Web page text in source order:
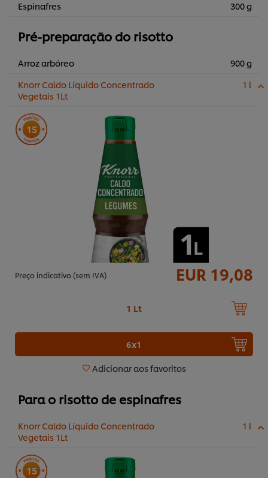
Espinafres 300 g
Pré-preparação do risotto
Arroz arbóreo
900 g
Knorr Caldo Líquido Concentrado
Vegetais 1Lt
1 l
15
Preço indicativo (sem IVA) EUR 19,08
1 Lt
6x1
Adicionar aos favoritos
Para o risotto de espinafres
Knorr Caldo Líquido Concentrado
Vegetais 1Lt
1 l
15